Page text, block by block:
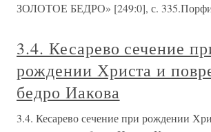
ЗОЛОТОЕ БЕДРО» [249:0], с.
3.4. Кесарево сечение
рождении Христа и
бедро Иакова
3.4. Кесарево сечение при рождении